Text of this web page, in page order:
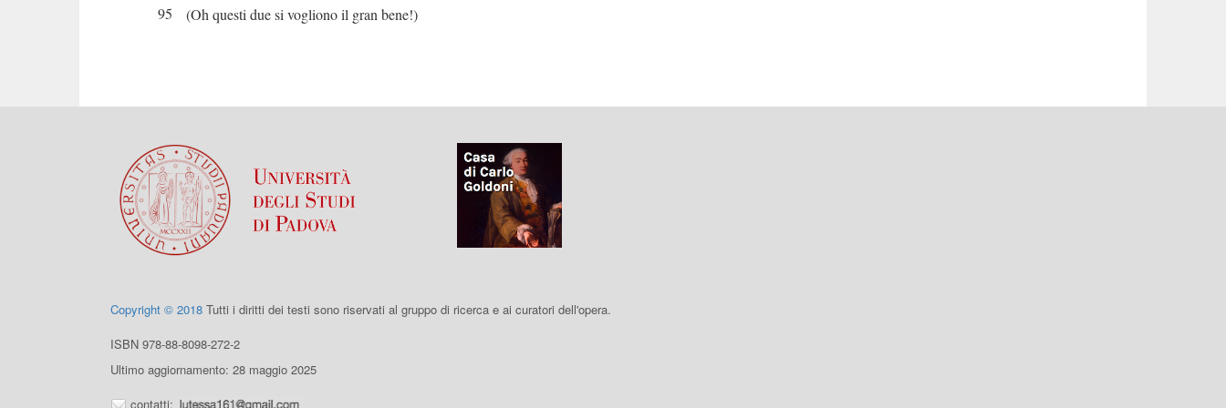
95 (Oh questi due si vogliono il gran bene!)
Copyright © 2018 Tutti i diritti dei testi sono riservati al gruppo di ricerca e ai curatori dell'opera.
ISBN 978-88-8098-272-2
Ultimo aggiornamento: 28 maggio 2025
contatti: